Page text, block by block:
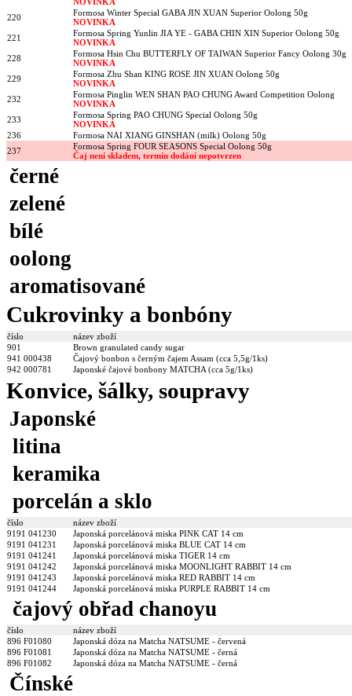
220
Formosa Winter Special GABA JIN XUAN Superior Oolong 50g
NOVINKA
221
Formosa Spring Yunlin JIA YE - GABA CHIN XIN Superior Oolong 50g
NOVINKA
228
Formosa Hsin Chu BUTTERFLY OF TAIWAN Superior Fancy Oolong 30g
NOVINKA
229
Formosa Zhu Shan KING ROSE JIN XUAN Oolong 50g
NOVINKA
232
Formosa Pinglin WEN SHAN PAO CHUNG Award Competition Oolong
NOVINKA
233
Formosa Spring PAO CHUNG Special Oolong 50g
NOVINKA
236
Formosa NAI XIANG GINSHAN (milk) Oolong 50g
237
Formosa Spring FOUR SEASONS Special Oolong 50g
Čaj není skladem, termín dodání nepotvrzen
černé
zelené
bílé
oolong
aromatisované
Cukrovinky a bonbóny
číslo
název zboží
901
Brown granulated candy sugar
941 000438
Čajový bonbon s černým čajem Assam (cca 5,5g/1ks)
942 000781
Japonské čajové bonbony MATCHA (cca 5g/1ks)
Konvice, šálky, soupravy
Japonské
litina
keramika
porcelán a sklo
číslo
název zboží
9191 041230
Japonská porcelánová miska PINK CAT 14 cm
9191 041231
Japonská porcelánová miska BLUE CAT 14 cm
9191 041241
Japonská porcelánová miska TIGER 14 cm
9191 041242
Japonská porcelánová miska MOONLIGHT RABBIT 14 cm
9191 041243
Japonská porcelánová miska RED RABBIT 14 cm
9191 041244
Japonská porcelánová miska PURPLE RABBIT 14 cm
čajový obřad chanoyu
číslo
název zboží
896 F01080
Japonská dóza na Matcha NATSUME - červená
896 F01081
Japonská dóza na Matcha NATSUME - černá
896 F01082
Japonská dóza na Matcha NATSUME - černá
Čínské